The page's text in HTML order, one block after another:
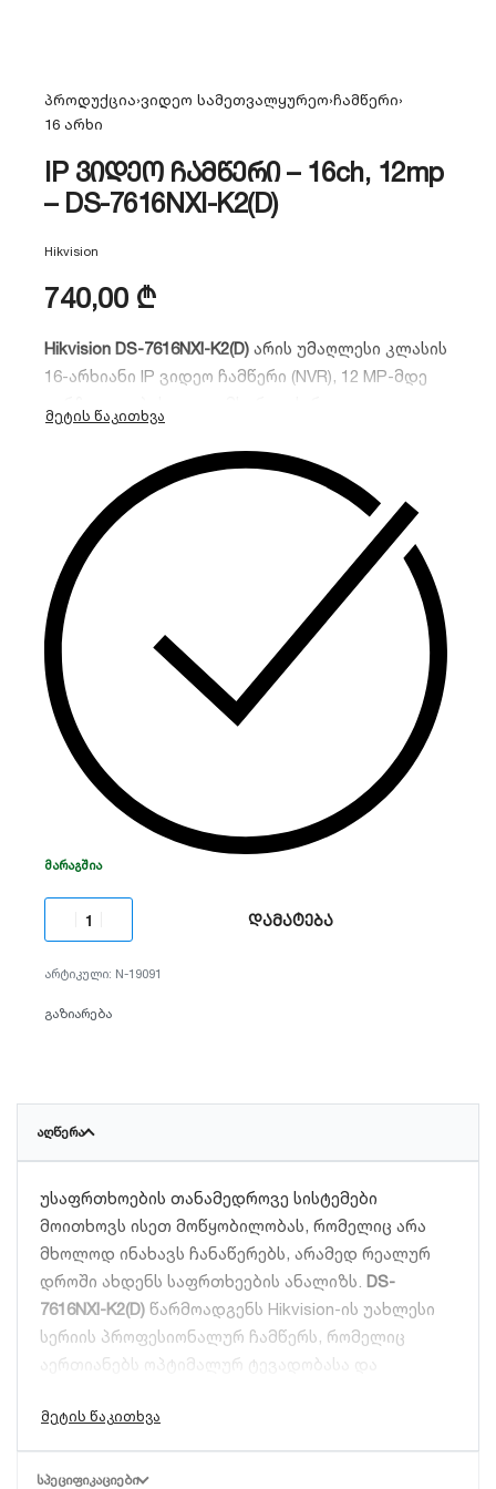
პროდუქცია›ვიდეო სამეთვალყურეო›ჩამწერი›
16 არხი
IP ვიდეო ჩამწერი – 16ch, 12mp
– DS-7616NXI-K2(D)
Hikvision
740,00 ₾
Hikvision DS-7616NXI-K2(D) არის უმაღლესი კლასის
16-არხიანი IP ვიდეო ჩამწერი (NVR), 12 MP-მდე
მოწყობილობა აღჭურვილია AcuSense ჭკვიანი
ტექნოლოგიით, რომელიც ზუსტად არჩევს
ადამიანისა და ავტომობილის მოძრაობას, რაც
მინიმუმამდე ამცირებს ცრუ განგაშებს.
იდეალური გადაწყვეტილებაა ბიზნესისა და
კერძო საკუთრების უსაფრთხოებისთვის. აქვს 2
HDD მყარი დისკის მხარდაჭერა.
ᲛᲐᲠᲐᲒᲨᲘᲐ
დამატება
N-19091
გაზიარება
ᲐᲦᲬᲔᲠᲐ
უსაფრთხოების თანამედროვე სისტემები
მოითხოვს ისეთ მოწყობილობას, რომელიც არა
მხოლოდ ინახავს ჩანაწერებს, არამედ რეალურ
დროში ახდენს საფრთხეების ანალიზს. DS-
7616NXI-K2(D) წარმოადგენს Hikvision-ის უახლესი
სერიის პროფესიონალურ ჩამწერს, რომელიც
აერთიანებს ოპტიმალურ ტევადობასა და
ხელოვნური ინტელექტი და AcuSense
ᲡᲞᲔᲪᲘᲤᲘᲙᲐᲪᲘᲔᲑᲘ